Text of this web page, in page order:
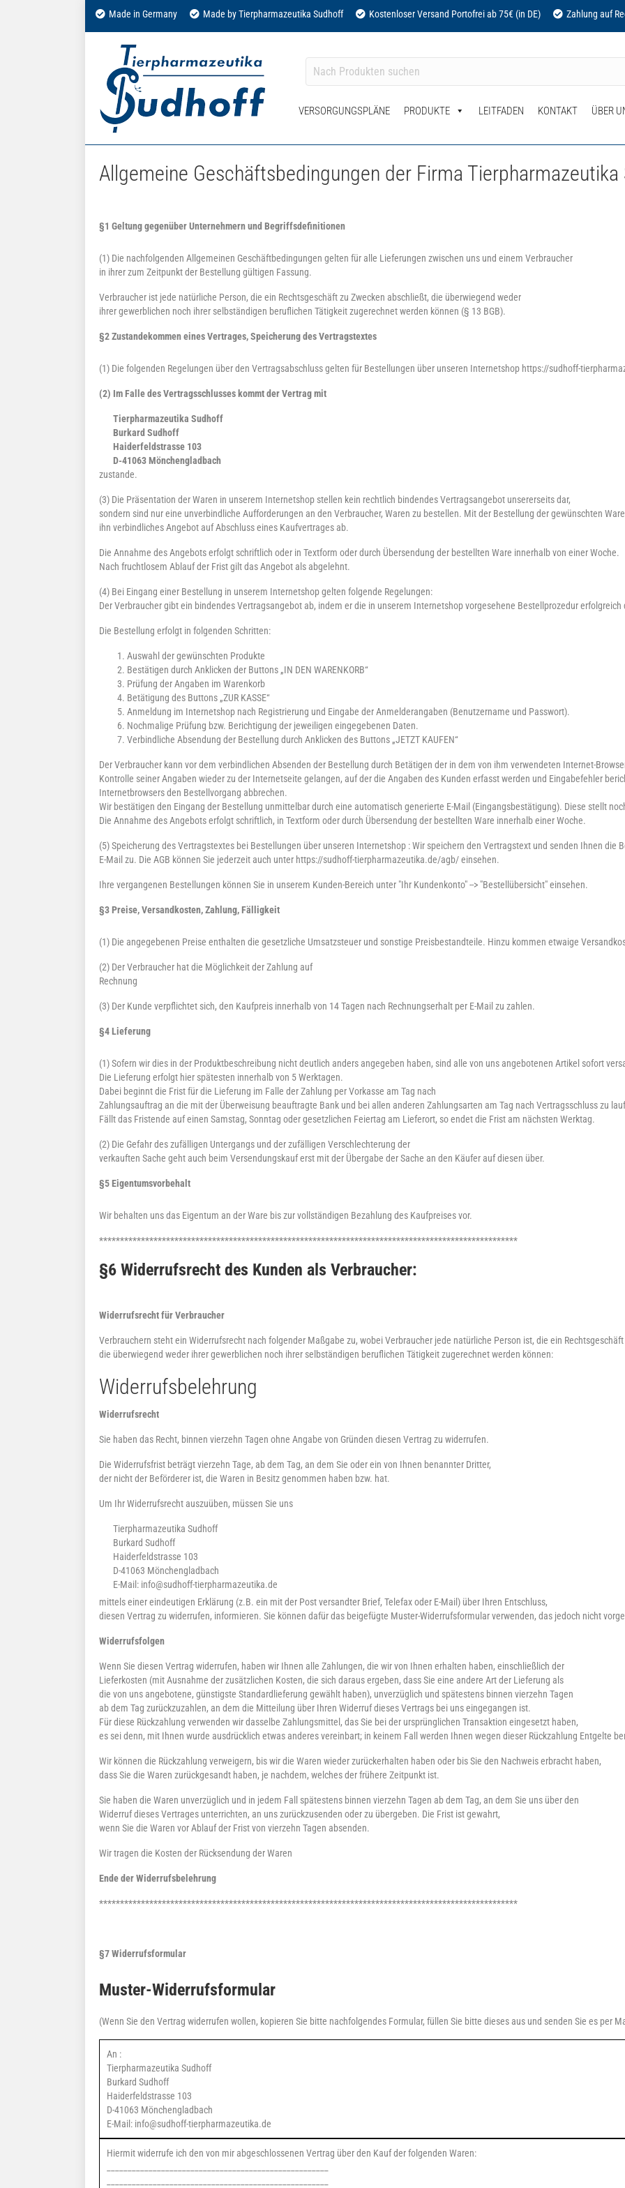
Made in Germany Made by Tierpharmazeutika Sudhoff Kostenloser Versand Portofrei ab 75€ (in DE) Zahlung auf
VERSORGUNGSPLÄNE PRODUKTE LEITFADEN KONTAKT ÜBER
Allgemeine Geschäftsbedingungen der Firma
§1 Geltung gegenüber Unternehmern und Begriffsdefinitionen
(1) Die nachfolgenden Allgemeinen Geschäftbedingungen gelten für alle Lieferungen zwischen uns und einem Verbraucher
in ihrer zum Zeitpunkt der Bestellung gültigen Fassung.
Verbraucher ist jede natürliche Person, die ein Rechtsgeschäft zu Zwecken abschließt, die überwiegend weder
ihrer gewerblichen noch ihrer selbständigen beruflichen Tätigkeit zugerechnet werden können (§ 13 BGB).
§2 Zustandekommen eines Vertrages, Speicherung des Vertragstextes
(1) Die folgenden Regelungen über den Vertragsabschluss gelten für Bestellungen über unseren Internetshop https://sudhoff-
(2) Im Falle des Vertragsschlusses kommt der Vertrag mit
Tierpharmazeutika Sudhoff
Burkard Sudhoff
Haiderfeldstrasse 103
D-41063 Mönchengladbach
zustande.
(3) Die Präsentation der Waren in unserem Internetshop stellen kein rechtlich bindendes Vertragsangebot unsererseits dar,
sondern sind nur eine unverbindliche Aufforderungen an den Verbraucher, Waren zu bestellen. Mit der Bestellung der gewünschten
ihn verbindliches Angebot auf Abschluss eines Kaufvertrages ab.
Die Annahme des Angebots erfolgt schriftlich oder in Textform oder durch Übersendung der bestellten Ware innerhalb von einer Woche.
Nach fruchtlosem Ablauf der Frist gilt das Angebot als abgelehnt.
(4) Bei Eingang einer Bestellung in unserem Internetshop gelten folgende Regelungen:
Der Verbraucher gibt ein bindendes Vertragsangebot ab, indem er die in unserem Internetshop vorgesehene Bestellprozedur erfolgreich
Die Bestellung erfolgt in folgenden Schritten:
Auswahl der gewünschten Produkte
Bestätigen durch Anklicken der Buttons „IN DEN WARENKORB“
Prüfung der Angaben im Warenkorb
Betätigung des Buttons „ZUR KASSE“
Anmeldung im Internetshop nach Registrierung und Eingabe der Anmelderangaben (Benutzername und Passwort).
Nochmalige Prüfung bzw. Berichtigung der jeweiligen eingegebenen Daten.
Verbindliche Absendung der Bestellung durch Anklicken des Buttons „JETZT KAUFEN“
Der Verbraucher kann vor dem verbindlichen Absenden der Bestellung durch Betätigen der in dem von ihm verwendeten Internet-
Kontrolle seiner Angaben wieder zu der Internetseite gelangen, auf der die Angaben des Kunden erfasst werden und Eingabefehler
Internetbrowsers den Bestellvorgang abbrechen.
Wir bestätigen den Eingang der Bestellung unmittelbar durch eine automatisch generierte E-Mail (Eingangsbestätigung). Diese stellt
Die Annahme des Angebots erfolgt schriftlich, in Textform oder durch Übersendung der bestellten Ware innerhalb einer Woche.
(5) Speicherung des Vertragstextes bei Bestellungen über unseren Internetshop : Wir speichern den Vertragstext und senden Ihnen die
E-Mail zu. Die AGB können Sie jederzeit auch unter https://sudhoff-tierpharmazeutika.de/agb/ einsehen.
Ihre vergangenen Bestellungen können Sie in unserem Kunden-Bereich unter "Ihr Kundenkonto" --> "Bestellübersicht" einsehen.
§3 Preise, Versandkosten, Zahlung, Fälligkeit
(1) Die angegebenen Preise enthalten die gesetzliche Umsatzsteuer und sonstige Preisbestandteile. Hinzu kommen etwaige
(2) Der Verbraucher hat die Möglichkeit der Zahlung auf
Rechnung
(3) Der Kunde verpflichtet sich, den Kaufpreis innerhalb von 14 Tagen nach Rechnungserhalt per E-Mail zu zahlen.
§4 Lieferung
(1) Sofern wir dies in der Produktbeschreibung nicht deutlich anders angegeben haben, sind alle von uns angebotenen Artikel sofort
Die Lieferung erfolgt hier spätesten innerhalb von 5 Werktagen.
Dabei beginnt die Frist für die Lieferung im Falle der Zahlung per Vorkasse am Tag nach
Zahlungsauftrag an die mit der Überweisung beauftragte Bank und bei allen anderen Zahlungsarten am Tag nach Vertragsschluss zu
Fällt das Fristende auf einen Samstag, Sonntag oder gesetzlichen Feiertag am Lieferort, so endet die Frist am nächsten Werktag.
(2) Die Gefahr des zufälligen Untergangs und der zufälligen Verschlechterung der
verkauften Sache geht auch beim Versendungskauf erst mit der Übergabe der Sache an den Käufer auf diesen über.
§5 Eigentumsvorbehalt
Wir behalten uns das Eigentum an der Ware bis zur vollständigen Bezahlung des Kaufpreises vor.
****************************************************************************************************
§6 Widerrufsrecht des Kunden als Verbraucher:
Widerrufsrecht für Verbraucher
Verbrauchern steht ein Widerrufsrecht nach folgender Maßgabe zu, wobei Verbraucher jede natürliche Person ist, die ein
die überwiegend weder ihrer gewerblichen noch ihrer selbständigen beruflichen Tätigkeit zugerechnet werden können:
Widerrufsbelehrung
Widerrufsrecht
Sie haben das Recht, binnen vierzehn Tagen ohne Angabe von Gründen diesen Vertrag zu widerrufen.
Die Widerrufsfrist beträgt vierzehn Tage, ab dem Tag, an dem Sie oder ein von Ihnen benannter Dritter,
der nicht der Beförderer ist, die Waren in Besitz genommen haben bzw. hat.
Um Ihr Widerrufsrecht auszuüben, müssen Sie uns
Tierpharmazeutika Sudhoff
Burkard Sudhoff
Haiderfeldstrasse 103
D-41063 Mönchengladbach
E-Mail: info@sudhoff-tierpharmazeutika.de
mittels einer eindeutigen Erklärung (z.B. ein mit der Post versandter Brief, Telefax oder E-Mail) über Ihren Entschluss,
diesen Vertrag zu widerrufen, informieren. Sie können dafür das beigefügte Muster-Widerrufsformular verwenden, das jedoch nicht
Widerrufsfolgen
Wenn Sie diesen Vertrag widerrufen, haben wir Ihnen alle Zahlungen, die wir von Ihnen erhalten haben, einschließlich der
Lieferkosten (mit Ausnahme der zusätzlichen Kosten, die sich daraus ergeben, dass Sie eine andere Art der Lieferung als
die von uns angebotene, günstigste Standardlieferung gewählt haben), unverzüglich und spätestens binnen vierzehn Tagen
ab dem Tag zurückzuzahlen, an dem die Mitteilung über Ihren Widerruf dieses Vertrags bei uns eingegangen ist.
Für diese Rückzahlung verwenden wir dasselbe Zahlungsmittel, das Sie bei der ursprünglichen Transaktion eingesetzt haben,
es sei denn, mit Ihnen wurde ausdrücklich etwas anderes vereinbart; in keinem Fall werden Ihnen wegen dieser Rückzahlung Entgelte
Wir können die Rückzahlung verweigern, bis wir die Waren wieder zurückerhalten haben oder bis Sie den Nachweis erbracht haben,
dass Sie die Waren zurückgesandt haben, je nachdem, welches der frühere Zeitpunkt ist.
Sie haben die Waren unverzüglich und in jedem Fall spätestens binnen vierzehn Tagen ab dem Tag, an dem Sie uns über den
Widerruf dieses Vertrages unterrichten, an uns zurückzusenden oder zu übergeben. Die Frist ist gewahrt,
wenn Sie die Waren vor Ablauf der Frist von vierzehn Tagen absenden.
Wir tragen die Kosten der Rücksendung der Waren
Ende der Widerrufsbelehrung
****************************************************************************************************
§7 Widerrufsformular
Muster-Widerrufsformular
(Wenn Sie den Vertrag widerrufen wollen, kopieren Sie bitte nachfolgendes Formular, füllen Sie bitte dieses aus und senden Sie es per
An :
Tierpharmazeutika Sudhoff
Burkard Sudhoff
Haiderfeldstrasse 103
D-41063 Mönchengladbach
E-Mail: info@sudhoff-tierpharmazeutika.de
Hiermit widerrufe ich den von mir abgeschlossenen Vertrag über den Kauf der folgenden Waren: